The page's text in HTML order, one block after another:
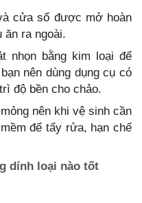
cửa sổ được mở hoàn
ăn ra ngoài.
nhọn bằng kim loại để
nên dùng dụng cụ có
độ bền cho chảo.
nên khi vệ sinh cần
để tẩy rửa, hạn chế
dính loại nào tốt